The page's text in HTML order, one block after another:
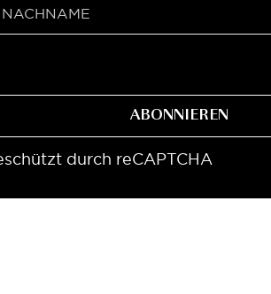
ABONNIEREN
durch reCAPTCHA